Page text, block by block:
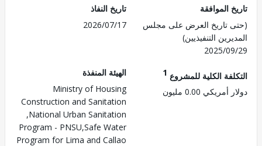
الموافقة
تاريخ العرض على مجلس
التنفيذيين)
2025/
تاريخ النفاذ
2026/07/17
الكلية للمشروع1
0.00 مليون
الهيئة المنفذة
Ministry of Housing
Construction and Sanitation
,National Urban Sanitation
Program - PNSU,Safe Water
Program for Lima and Callao